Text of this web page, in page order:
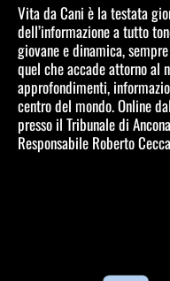
Vita da Cani è la testata
dell’informazione a tutto
giovane e dinamica,
quel che accade attorno al
approfondimenti,
centro del mondo. Online
presso il Tribunale di
Responsabile Roberto